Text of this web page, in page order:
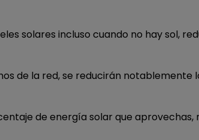
solares incluso cuando no hay sol,
de la red, se reducirán notablemente
de energía solar que